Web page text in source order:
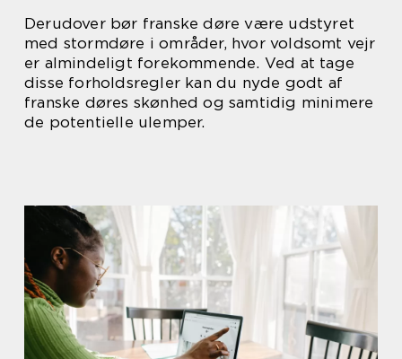
Derudover bør franske døre være udstyret
med stormdøre i områder, hvor voldsomt vejr
er almindeligt forekommende. Ved at tage
disse forholdsregler kan du nyde godt af
franske døres skønhed og samtidig minimere
de potentielle ulemper.